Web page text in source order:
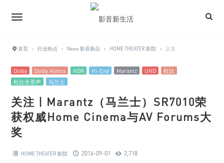
首页 › 行业热点 › News 影音新品 › HOME THEATER 影院 › 正文
Dolby Dolby Atmos HDR Hi-End Marantz UHD
杜比
杜比全景声
马兰士
关注 | Marantz（马兰士）SR7010荣
获权威Home Cinema与AV Forums大
奖
HOME THEATER 影院 2016-09-01 2,718